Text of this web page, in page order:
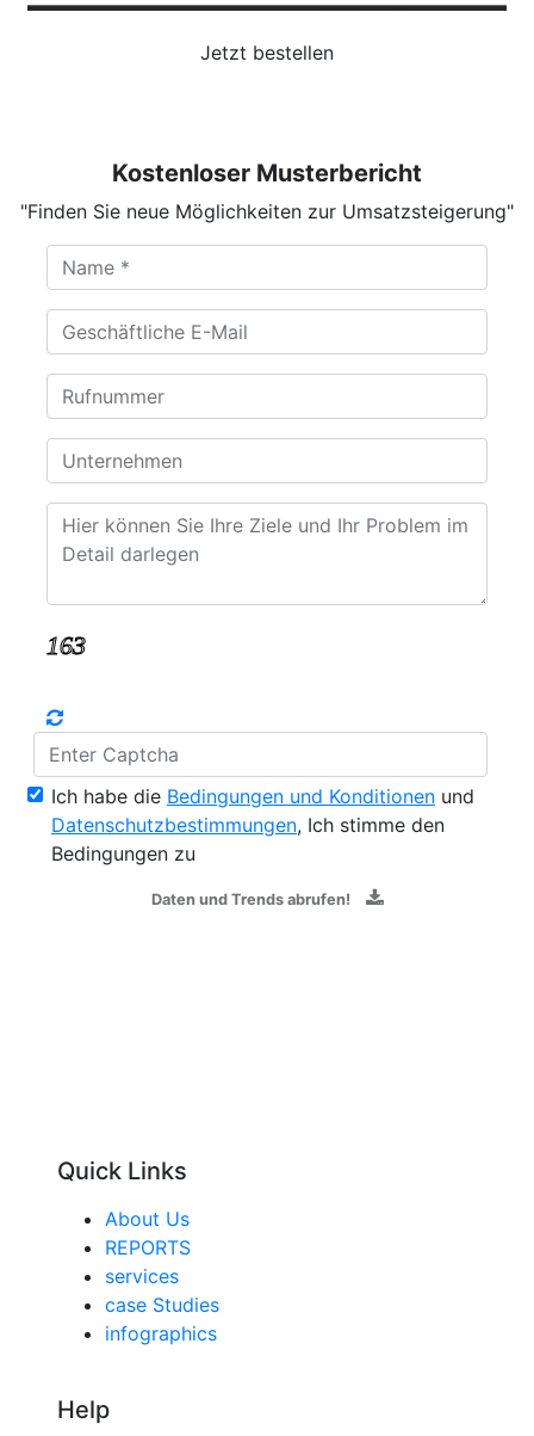
Jetzt bestellen
Kostenloser Musterbericht
"Finden Sie neue Möglichkeiten zur Umsatzsteigerung"
Ich habe die Bedingungen und Konditionen und
Datenschutzbestimmungen, Ich stimme den
Bedingungen zu
Daten und Trends abrufen!
Quick Links
About Us
REPORTS
services
case Studies
infographics
Help